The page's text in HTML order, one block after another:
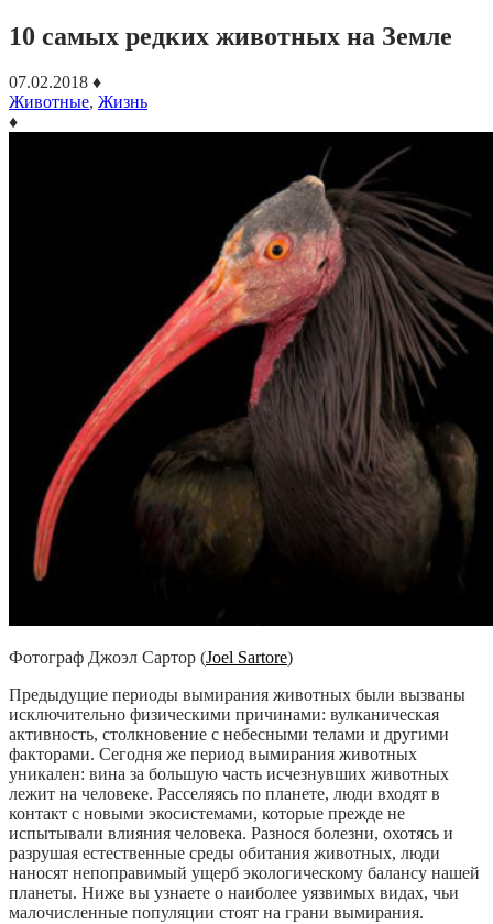
10 самых редких животных на Земле
07.02.2018 ♦
Животные, Жизнь
♦
Фотограф Джоэл Сартор (Joel Sartore)
Предыдущие периоды вымирания животных были вызваны
исключительно физическими причинами: вулканическая
активность, столкновение с небесными телами и другими
факторами. Сегодня же период вымирания животных
уникален: вина за большую часть исчезнувших животных
лежит на человеке. Расселяясь по планете, люди входят в
контакт с новыми экосистемами, которые прежде не
испытывали влияния человека. Разнося болезни, охотясь и
разрушая естественные среды обитания животных, люди
наносят непоправимый ущерб экологическому балансу нашей
планеты. Ниже вы узнаете о наиболее уязвимых видах, чьи
малочисленные популяции стоят на грани вымирания.